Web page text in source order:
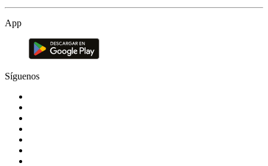
App
Síguenos